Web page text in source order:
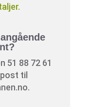
51 88 72 61
til